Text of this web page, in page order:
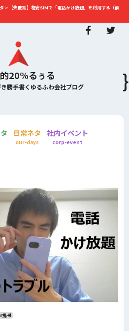
20%るぅる
勝手書くゆるふわ会社ブログ
>
【失敗談】格安SIMで「電話かけ放題」を利用する（前
日常ネタ
our-days
社内イベント
corp-event
#携帯